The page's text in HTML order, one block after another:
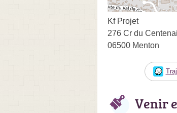
Kf Projet
276 Cr du
06500 Menton
Venir